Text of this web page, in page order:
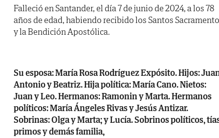
Falleció en Santander, el día 7 de junio de 2024, a los 78
años de edad, habiendo recibido los Santos
y la Bendición Apostólica.
Su esposa: María Rosa Rodríguez Expósito. Hijos:
Antonio y Beatriz. Hija política: María Cano. Nietos:
Juan y Leo. Hermanos: Ramonin y Marta. Hermanos
políticos: María Ángeles Rivas y Jesús Antizar.
Sobrinas: Olga y Marta; y Lucía. Sobrinos políticos,
primos y demás familia,